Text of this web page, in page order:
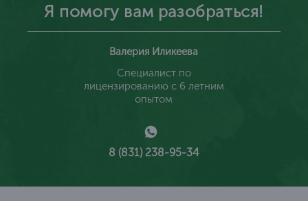
Я помогу вам разобраться!
Валерия Иликеева
Специалист по
лицензированию с 6 летним
опытом
8 (831) 238-95-34